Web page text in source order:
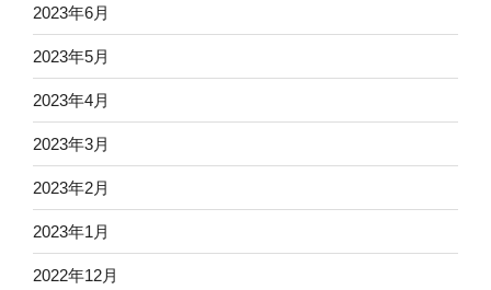
2023年6月
2023年5月
2023年4月
2023年3月
2023年2月
2023年1月
2022年12月